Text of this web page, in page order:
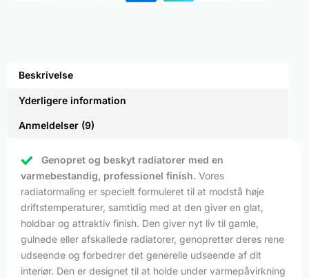
Beskrivelse
Yderligere information
Anmeldelser (9)
Genopret og beskyt radiatorer med en
varmebestandig, professionel finish. Vores
radiatormaling er specielt formuleret til at modstå høje
driftstemperaturer, samtidig med at den giver en glat,
holdbar og attraktiv finish. Den giver nyt liv til gamle,
gulnede eller afskallede radiatorer, genopretter deres rene
udseende og forbedrer det generelle udseende af dit
interiør. Den er designet til at holde under varmepåvirkning